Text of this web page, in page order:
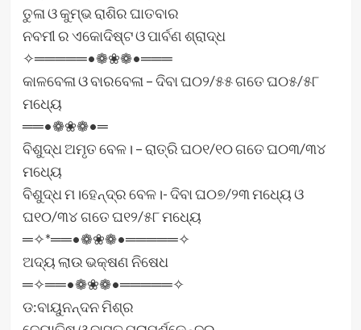
ତୁଳା ଓ କୁମ୍ଭ ରାଶିର ଘାତବାର
ନବମୀ ର ଏକୋଦିଷ୍ଟ ଓ ପାର୍ବଣ ଶ୍ରାଦ୍ଧ
✧═════•❁❀❁•═══
କାଳବେଳା ଓ ବାରବେଳା – ଦିବା ଘ୦୨/୫୫ ଗତେ ଘ୦୫/୫୮
ମଧ୍ୟେ
══•❁❀❁•═
ବିଶୁଦ୍ଧ ଅମୃତ ବେଳ। – ରାତ୍ରି ଘ୦୧/୧୦ ଗତେ ଘ୦୩/୩୪
ମଧ୍ୟେ
ବିଶୁଦ୍ଧ ମ।ହେନ୍ଦ୍ର ବେଳ।- ଦିବା ଘ୦୭/୨୩ ମଧ୍ୟେ ଓ
ଘ୧୦/୩୪ ଗତେ ଘ୧୨/୫୮ ମଧ୍ୟେ
═✧*══•❁❀❁•═════✧
ଅଦ୍ୟ ଲାଉ ଭକ୍ଷଣ ନିଷେଧ
═✧══•❁❀❁•═════✧
ଡ:ବାୟୁନନ୍ଦନ ମିଶ୍ର